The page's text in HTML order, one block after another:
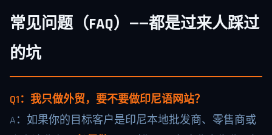
常见问题（FAQ）——都是过来人踩过
的坑
Q1：我只做外贸，要不要做印尼语网站？
A：如果你的目标客户是印尼本地批发商、零售商或